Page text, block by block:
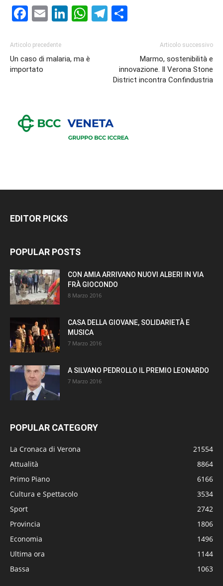
Facebook
EmailLinkedIn
WhatsApp
Telegram
Articolo precedente
Un caso di malaria, ma è
importato
Articolo successivo
Marmo, sostenibilità e
innovazione. Il Verona Stone
District incontra Confindustria
EDITOR PICKS
POPULAR POSTS
CON AMIA ARRIVANO NUOVI ALBERI IN VIA
FRÀ GIOCONDO
8 Marzo 2016
CASA DELLA GIOVANE, SOLIDARIETÀ E
MUSICA
7 Marzo 2016
A SILVANO PEDROLLO IL PREMIO LEONARDO
7 Marzo 2016
POPULAR CATEGORY
La Cronaca di Verona
21554
Attualità
8864
Primo Piano
6166
Cultura e Spettacolo
3534
Sport
2742
Provincia
1806
Economia
1496
Ultima ora
1144
Bassa
1063